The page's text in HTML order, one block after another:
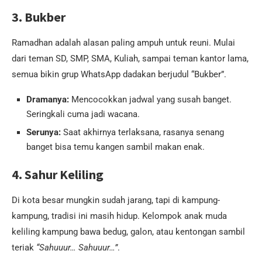
3. Bukber
Ramadhan adalah alasan paling ampuh untuk reuni. Mulai
dari teman SD, SMP, SMA, Kuliah, sampai teman kantor lama,
semua bikin grup WhatsApp dadakan berjudul “Bukber”.
Dramanya: Mencocokkan jadwal yang susah banget.
Seringkali cuma jadi wacana.
Serunya: Saat akhirnya terlaksana, rasanya senang
banget bisa temu kangen sambil makan enak.
4. Sahur Keliling
Di kota besar mungkin sudah jarang, tapi di kampung-
kampung, tradisi ini masih hidup. Kelompok anak muda
keliling kampung bawa bedug, galon, atau kentongan sambil
teriak “Sahuuur… Sahuuur…”.